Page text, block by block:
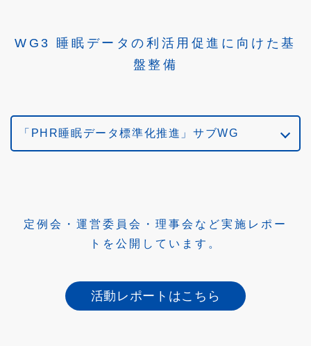
WG2
会員一覧
WG3 睡眠データの利活用促進に向けた基
盤整備
「PHR睡眠データ標準化推進」サブWG
定例会・運営委員会・理事会など実施レポー
トを公開しています。
活動レポートはこちら